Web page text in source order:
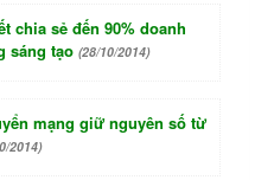
chia sẻ đến 90% doanh
sáng tạo (28/10/2014)
mạng giữ nguyên số từ
2014)